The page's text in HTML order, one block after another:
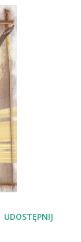
UDOSTĘPNIJ